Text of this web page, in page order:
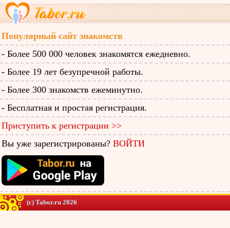
Популярный сайт знакомств
- Более 500 000 человек знакомятся ежедневно.
- Более 19 лет безупречной работы.
- Более 300 знакомств ежеминутно.
- Бесплатная и простая регистрация.
Приступить к регистрации >>
Вы уже зарегистрированы? ВОЙТИ
(c) Tabor.ru 2026